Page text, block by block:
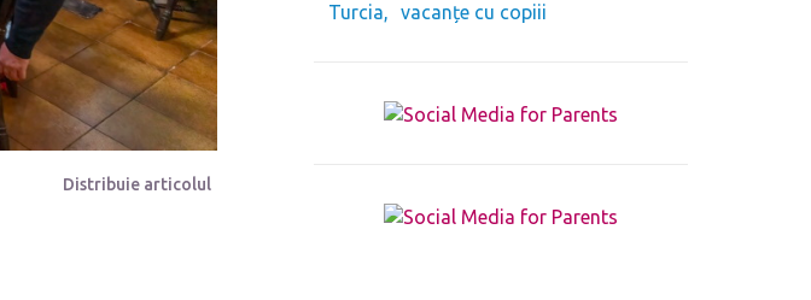
Distribuie articolul
Turcia
vacanțe cu copiii